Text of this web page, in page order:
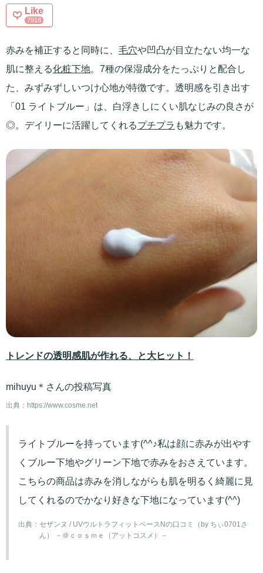
Like
7918
赤みを補正すると同時に、 毛穴や凹凸が目立たない均一な
肌に整える化粧下地。7種の保湿成分をたっぷりと配合し
た、みずみずしいつけ心地が特徴です。透明感を引き出す
「01 ライトブルー」は、白浮きしにくい肌なじみの良さが
◎。デイリーに活躍してくれるプチプラ も魅力です。
トレンドの透明感肌が作れる、と大ヒット！
mihuyu＊さんの投稿写真
出典： https://www.cosme.net
ライトブルーを持っています(^^♪私は顔に赤みが出やす
くブルー下地やグリーン下地で赤みをおさえています。
こちらの商品は赤みを消しながらも肌を明るく綺麗に見
してくれるのでかなり好きな下地になっています(^^)
出典： セザンヌ / UVウルトラフィットベースNの口コミ（by ちぃ0701さ
ん） －＠ｃｏｓｍｅ（アットコスメ）－